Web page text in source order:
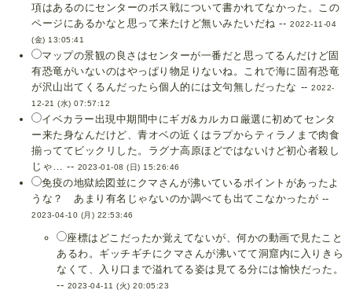
項はあるのにセンターのボス戦について書かれてなかった。この
ページにあるかなと思って来たけど無いみたいだね --2022-11-04
(金) 13:05:41
マップの景観の良さはセンターが一番だと思ってるんだけど固
有恐竜がいないのはやっぱり物足りないね。これで海に固有恐竜
が沢山出てくるんだったら個人的には文句無しだったな --2022-
12-21 (水) 07:57:12
イベカラー出現中期間中にギガ&カルカロ厳選に初めてセンタ
ー来た身なんだけど、青オベの近くはラプからティラノまで肉食
揃っててビックリした。ラグナ高原ほどではないけど初心者殺し
じゃ… -- 2023-01-08 (日) 15:26:46
免疫の地獄絵図並にクマさんが沸いているポイントがあったよ
うな？ あまり有名じゃないのか調べても出てこなかったが --
2023-04-10 (月) 22:53:46
座標はどこだったか覚えてないが、何かの動画で見たこと
あるわ。ギッチギチにクマさんが沸いてて洞窟内に入りきら
なくて、入り口まで溢れてる姿は見てる分には愉快だった。
-- 2023-04-11 (火) 20:05:23